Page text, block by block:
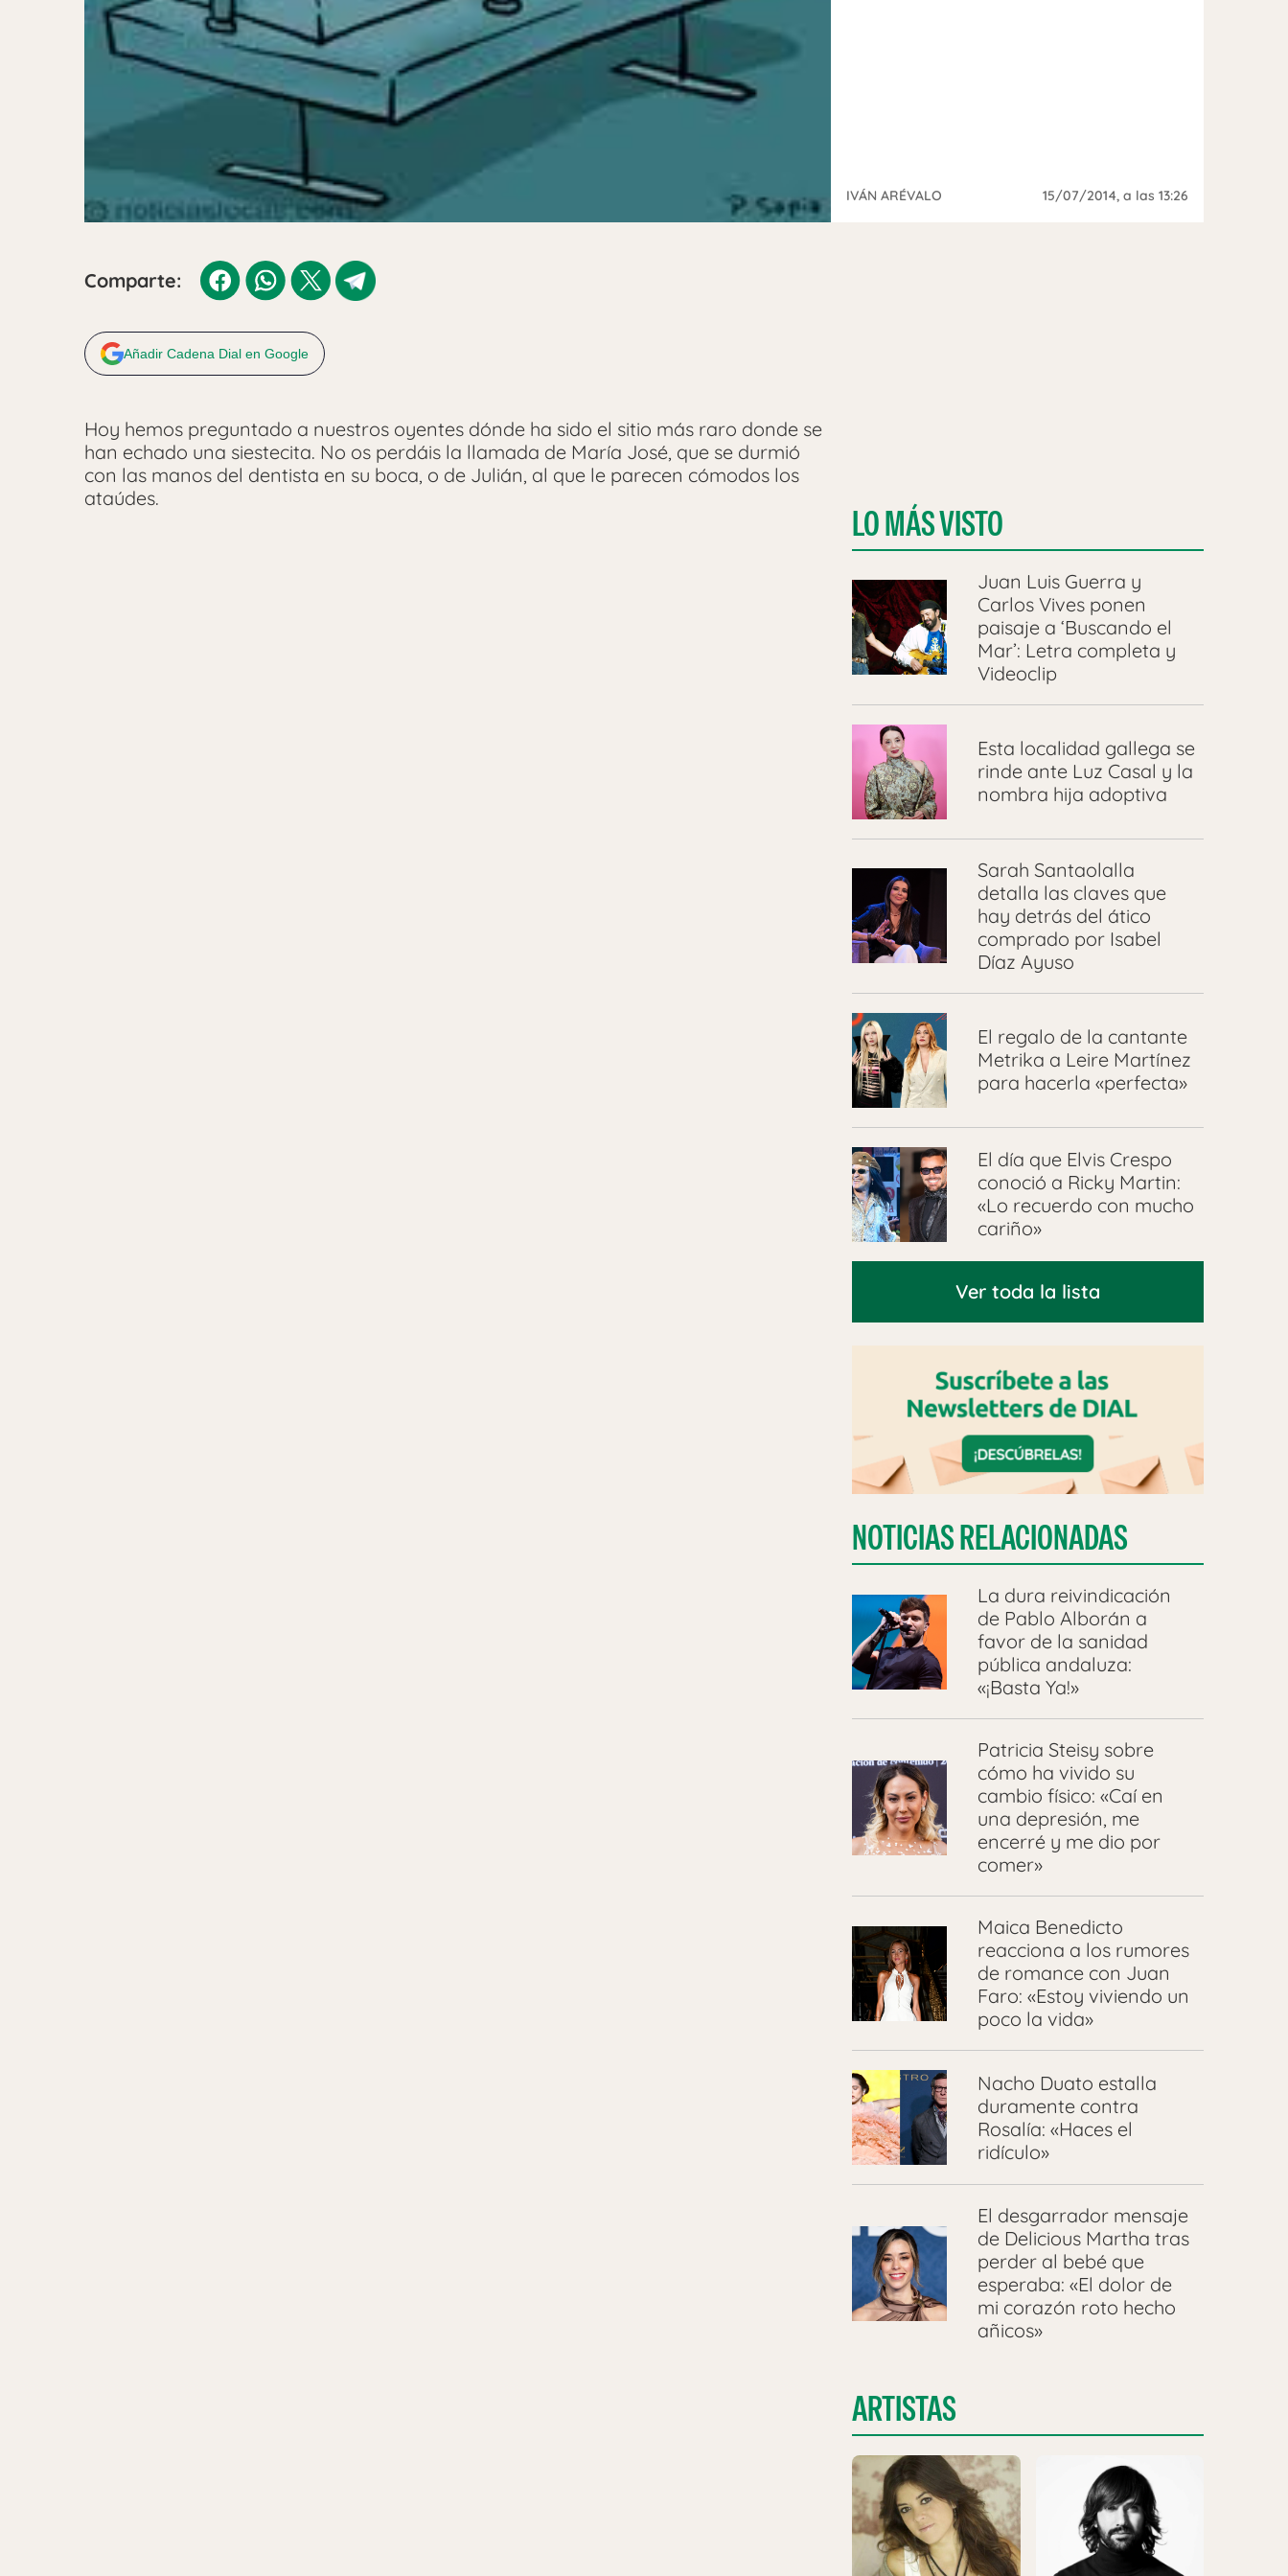
IVÁN ARÉVALO 15/07/2014, a las 13:26
Comparte:
Añadir Cadena Dial en Google
Hoy hemos preguntado a nuestros oyentes dónde ha sido el sitio más raro donde se
han echado una siestecita. No os perdáis la llamada de María José, que se durmió
con las manos del dentista en su boca, o de Julián, al que le parecen cómodos los
ataúdes.
LO MÁS VISTO
Juan Luis Guerra y
Carlos Vives ponen
paisaje a ‘Buscando el
Mar’: Letra completa y
Videoclip
Esta localidad gallega se
rinde ante Luz Casal y la
nombra hija adoptiva
Sarah Santaolalla
detalla las claves que
hay detrás del ático
comprado por Isabel
Díaz Ayuso
El regalo de la cantante
Metrika a Leire Martínez
para hacerla «perfecta»
El día que Elvis Crespo
conoció a Ricky Martin:
«Lo recuerdo con mucho
cariño»
Ver toda la lista
NOTICIAS RELACIONADAS
La dura reivindicación
de Pablo Alborán a
favor de la sanidad
pública andaluza:
«¡Basta Ya!»
Patricia Steisy sobre
cómo ha vivido su
cambio físico: «Caí en
una depresión, me
encerré y me dio por
comer»
Maica Benedicto
reacciona a los rumores
de romance con Juan
Faro: «Estoy viviendo un
poco la vida»
Nacho Duato estalla
duramente contra
Rosalía: «Haces el
ridículo»
El desgarrador mensaje
de Delicious Martha tras
perder al bebé que
esperaba: «El dolor de
mi corazón roto hecho
añicos»
ARTISTAS